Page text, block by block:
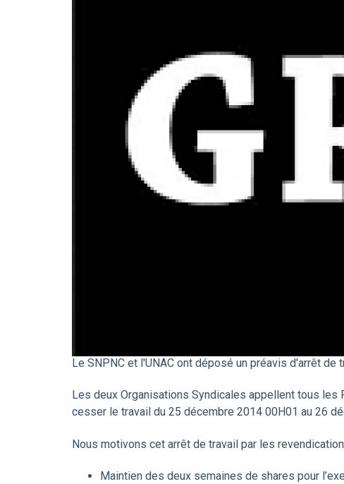
Le SNPNC et l'UNAC ont déposé un préavis d'arrêt de
Les deux Organisations Syndicales appellent tous les
cesser le travail du 25 décembre 2014 00H01 au 26
Nous motivons cet arrêt de travail par les
Maintien des deux semaines de shares pour